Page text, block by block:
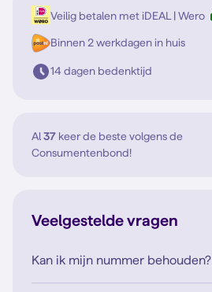
Veilig betalen met iDEAL | Wero
Binnen 2 werkdagen in huis
14 dagen bedenktijd
Al37 keer de beste volgens de
Consumentenbond!
Veelgestelde vragen
Kan ik mijn nummer behouden?